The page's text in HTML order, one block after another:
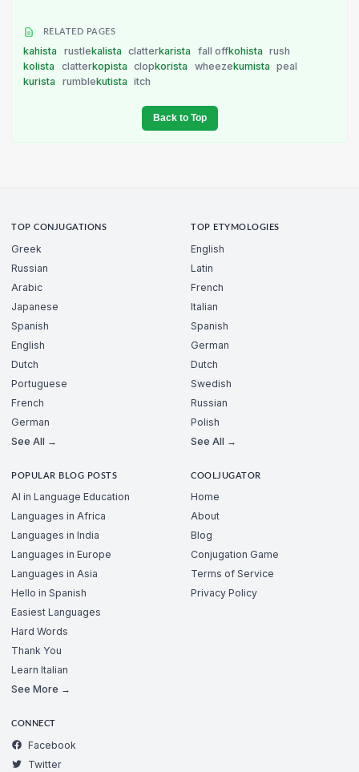
RELATED PAGES
kahista rustlekalista clatterkarista fall offkohista
rush
kolista
clatterkopista clopkorista wheezekumista
peal
kurista
rumblekutista itch
Back to Top
TOP CONJUGATIONS
Greek
Russian
Arabic
Japanese
Spanish
English
Dutch
Portuguese
French
German
See All →
TOP ETYMOLOGIES
English
Latin
French
Italian
Spanish
German
Dutch
Swedish
Russian
Polish
See All →
POPULAR BLOG POSTS
AI in Language Education
Languages in Africa
Languages in India
Languages in Europe
Languages in Asia
Hello in Spanish
Easiest Languages
Hard Words
Thank You
Learn Italian
See More →
COOLJUGATOR
Home
About
Blog
Conjugation Game
Terms of Service
Privacy Policy
CONNECT
Facebook
Twitter